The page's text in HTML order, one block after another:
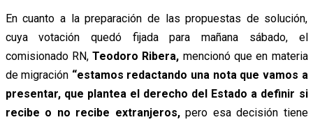
En cuanto a la preparación de las propuestas de solución,
cuya votación quedó fijada para mañana sábado, el
comisionado RN,Teodoro Ribera, mencionó que en materia
de migración “estamos redactando una nota que vamos a
presentar, que plantea el derecho del Estado a definir si
recibe o no recibe extranjeros,pero esa decisión tiene